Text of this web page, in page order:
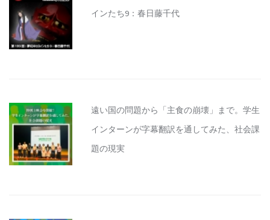
インたち9：春日藤千代
遠い国の問題から「主食の崩壊」まで。学生
インターンが字幕翻訳を通してみた、社会課
題の現実